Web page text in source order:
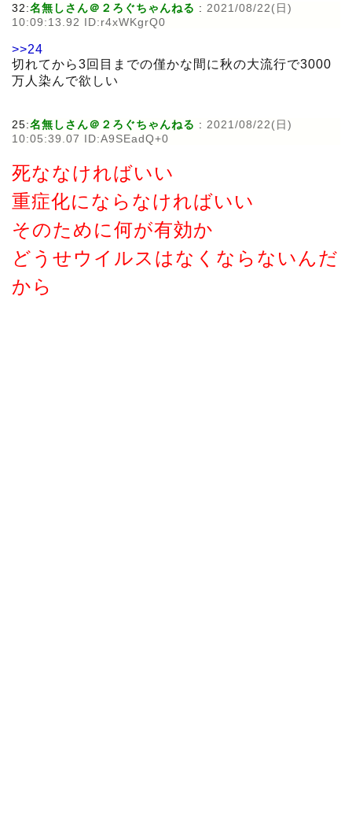
32:名無しさん＠２ろぐちゃんねる : 2021/08/22(日)
10:09:13.92 ID:r4xWKgrQ0
>>24
切れてから3回目までの僅かな間に秋の大流行で3000
万人染んで欲しい
25:名無しさん＠２ろぐちゃんねる : 2021/08/22(日)
10:05:39.07 ID:A9SEadQ+0
死ななければいい
重症化にならなければいい
そのために何が有効か
どうせウイルスはなくならないんだ
から